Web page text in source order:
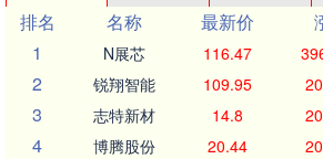
排名
名称 最新价
1
N展芯 116.47
2 锐翔智能 109.95
3 志特新材 14.8
4 博腾股份 20.44